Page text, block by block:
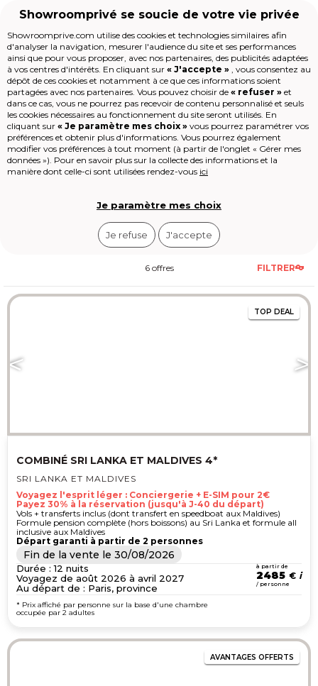
Accueil
Maison
Mode
Voyages
Enfant
Beauté
Sport
Voyages Séjour Séjour Océan Indien Séjour Maldives
Séjour aux Maldives : Votre
Évasion Insulaire
Les Maldives attirent chaque année
plus de 1,5 million de visiteurs avec leurs
1 192 îles coralliennesréparties sur 26
atolls. La meilleure période s’étend de
d’ensoleillement quotidien et une eau
démarrent à 1600 € par personne pour
8 jours, vol inclus.
6 offres FILTRER
TOP DEAL
COMBINÉ SRI LANKA ET MALDIVES 4*
SRI LANKA ET MALDIVES
Voyagez l'esprit léger : Conciergerie + E-SIM pour 2€
Payez 30% à la réservation (jusqu'à J-40 du départ)
Vols + transferts inclus (dont transfert en speedboat aux Maldives)
Formule pension complète (hors boissons) au Sri Lanka et formule all
inclusive aux Maldives
Départ garanti à partir de 2 personnes
Fin de la vente le 30/08/2026
Durée : 12 nuits
Voyagez de août 2026 à avril 2027
Au départ de : Paris, province
à partir de
2485 €
/ personne
* Prix affiché par personne sur la base d'une chambre
occupée par 2 adultes
AVANTAGES OFFERTS
Showroomprivé se soucie de votre vie privée
Showroomprive.com utilise des cookies et technologies similaires afin
d'analyser la navigation, mesurer l'audience du site et ses performances
ainsi que pour vous proposer, avec nos partenaires, des publicités adaptées
à vos centres d'intérêts. En cliquant sur « J'accepte » , vous consentez au
dépôt de ces cookies et notamment à ce que ces informations soient
partagées avec nos partenaires. Vous pouvez choisir de « refuser » et
dans ce cas, vous ne pourrez pas recevoir de contenu personnalisé et seuls
les cookies nécessaires au fonctionnement du site seront utilisés. En
cliquant sur « Je paramètre mes choix » vous pourrez paramétrer vos
préférences et obtenir plus d'informations. Vous pourrez également
modifier vos préférences à tout moment (à partir de l'onglet « Gérer mes
données »). Pour en savoir plus sur la collecte des informations et la
manière dont celle-ci sont utilisées rendez-vous ici
Je paramètre mes choix
Je refuse J'accepte